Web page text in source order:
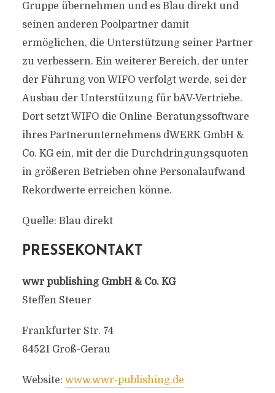
Gruppe übernehmen und es Blau direkt und
seinen anderen Poolpartner damit
ermöglichen, die Unterstützung seiner Partner
zu verbessern. Ein weiterer Bereich, der unter
der Führung von WIFO verfolgt werde, sei der
Ausbau der Unterstützung für bAV-Vertriebe.
Dort setzt WIFO die Online-Beratungssoftware
ihres Partnerunternehmens dWERK GmbH &
Co. KG ein, mit der die Durchdringungsquoten
in größeren Betrieben ohne Personalaufwand
Rekordwerte erreichen könne.
Quelle: Blau direkt
PRESSEKONTAKT
wwr publishing GmbH & Co. KG
Steffen Steuer
Frankfurter Str. 74
64521 Groß-Gerau
Website: www.wwr-publishing.de